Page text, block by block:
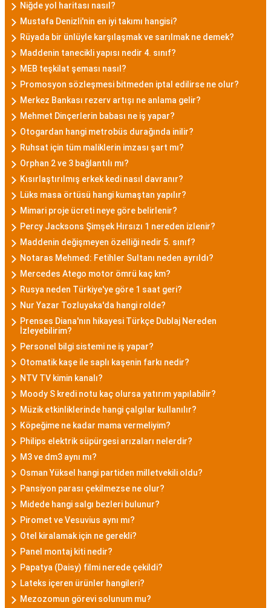
Niğde yol haritası nasıl?
Mustafa Denizli'nin en iyi takımı hangisi?
Rüyada bir ünlüyle karşılaşmak ve sarılmak ne demek?
Maddenin tanecikli yapısı nedir 4. sınıf?
MEB teşkilat şeması nasıl?
Promosyon sözleşmesi bitmeden iptal edilirse ne olur?
Merkez Bankası rezerv artışı ne anlama gelir?
Mehmet Dinçerlerin babası ne iş yapar?
Otogardan hangi metrobüs durağında inilir?
Ruhsat için tüm maliklerin imzası şart mı?
Orphan 2 ve 3 bağlantılı mı?
Kısırlaştırılmış erkek kedi nasıl davranır?
Lüks masa örtüsü hangi kumaştan yapılır?
Mimari proje ücreti neye göre belirlenir?
Percy Jacksons Şimşek Hırsızı 1 nereden izlenir?
Maddenin değişmeyen özelliği nedir 5. sınıf?
Notaras Mehmed: Fetihler Sultanı neden ayrıldı?
Mercedes Atego motor ömrü kaç km?
Rusya neden Türkiye'ye göre 1 saat geri?
Nur Yazar Tozluyaka'da hangi rolde?
Prenses Diana'nın hikayesi Türkçe Dublaj Nereden
İzleyebilirim?
Personel bilgi sistemi ne iş yapar?
Otomatik kaşe ile saplı kaşenin farkı nedir?
NTV TV kimin kanalı?
Moody S kredi notu kaç olursa yatırım yapılabilir?
Müzik etkinliklerinde hangi çalgılar kullanılır?
Köpeğime ne kadar mama vermeliyim?
Philips elektrik süpürgesi arızaları nelerdir?
M3 ve dm3 aynı mı?
Osman Yüksel hangi partiden milletvekili oldu?
Pansiyon parası çekilmezse ne olur?
Midede hangi salgı bezleri bulunur?
Piromet ve Vesuvius aynı mı?
Otel kiralamak için ne gerekli?
Panel montaj kiti nedir?
Papatya (Daisy) filmi nerede çekildi?
Lateks içeren ürünler hangileri?
Mezozomun görevi solunum mu?